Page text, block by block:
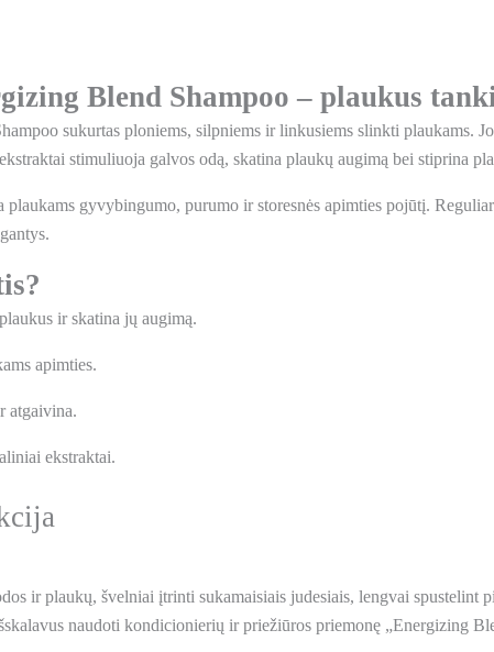
Blend Shampoo – plaukus
sukurtas ploniems, silpniems ir linkusiems slinkti plaukams.
stimuliuoja galvos odą, skatina plaukų augimą bei stiprina
plaukams gyvybingumo, purumo ir storesnės apimties pojūtį.
ir skatina jų augimą.
apimties.
atgaivina.
ekstraktai.
ir plaukų, švelniai įtrinti sukamaisiais judesiais, lengvai spustelint
naudoti kondicionierių ir priežiūros priemonę „Energizing